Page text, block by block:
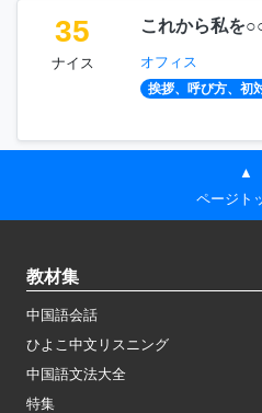
35
ナイス
これから私を
オフィス
挨拶、呼び方、初
▲
ページト
教材集
中国語会話
ひよこ中文リスニング
中国語文法大全
特集